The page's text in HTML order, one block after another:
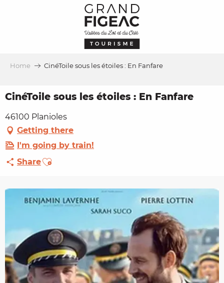
Home CinéToile sous les étoiles : En Fanfare
CinéToile sous les étoiles : En Fanfare
46100 Planioles
Getting there
I'm going by train!
ShareAjouter aux favoris